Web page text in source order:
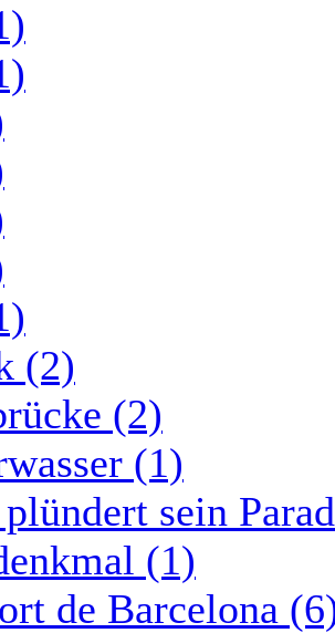
(2)
(2)
(1)
sein
(1)
de Barcelona